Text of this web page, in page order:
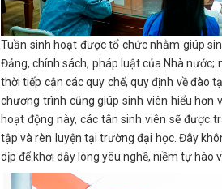
Tuần sinh hoạt được tổ chức nhằm giúp
Đảng, chính sách, pháp luật của Nhà
thời tiếp cận các quy chế, quy định về đào
chương trình cũng giúp sinh viên hiểu hơn
hoạt động này, các tân sinh viên sẽ được
tập và rèn luyện tại trường đại học. Đây
dịp để khơi dậy lòng yêu nghề, niềm tự hào